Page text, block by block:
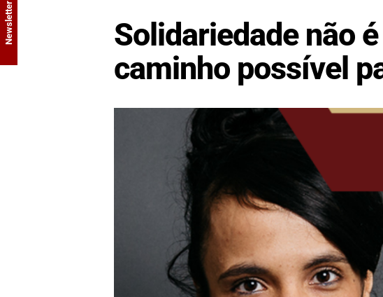
Solidariedade não
caminho possível
Newsletter